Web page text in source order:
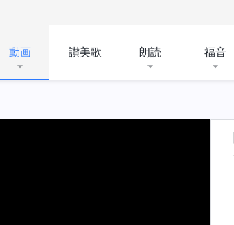
動画 讃美歌 朗読 福音